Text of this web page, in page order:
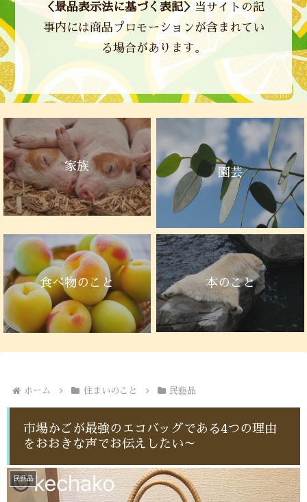
＜景品表示法に基づく表記＞ 当サイトの記
事内には商品プロモーションが含まれてい
る場合があります。
家族
園芸
食べ物のこと 本のこと
ホーム 住まいのこと 民藝品
市場かごが最強のエコバッグである4つの理由
をおおきな声でお伝えしたい～
民藝品